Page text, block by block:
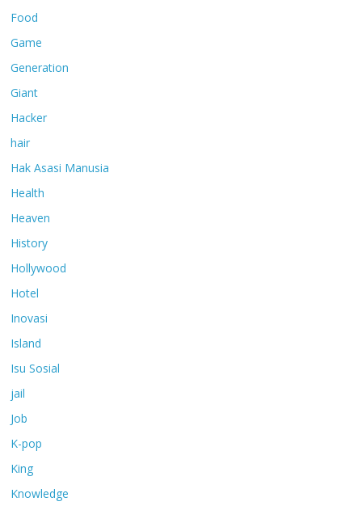
Food
Game
Generation
Giant
Hacker
hair
Hak Asasi Manusia
Health
Heaven
History
Hollywood
Hotel
Inovasi
Island
Isu Sosial
jail
Job
K-pop
King
Knowledge